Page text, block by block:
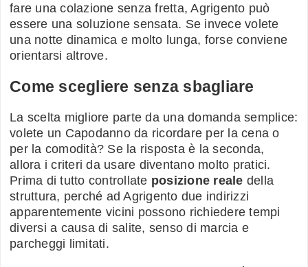
fare una colazione senza fretta, Agrigento può
essere una soluzione sensata. Se invece volete
una notte dinamica e molto lunga, forse conviene
orientarsi altrove.
Come scegliere senza sbagliare
La scelta migliore parte da una domanda semplice:
volete un Capodanno da ricordare per la cena o
per la comodità? Se la risposta è la seconda,
allora i criteri da usare diventano molto pratici.
Prima di tutto controllate posizione reale della
struttura, perché ad Agrigento due indirizzi
apparentemente vicini possono richiedere tempi
diversi a causa di salite, senso di marcia e
parcheggi limitati.